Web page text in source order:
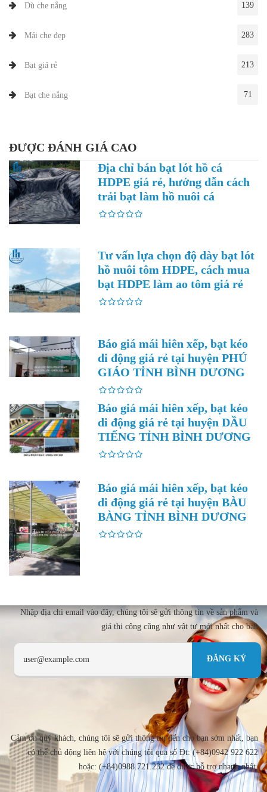
Dù che nắng 139
Mái che đẹp 283
Bạt giá rẻ 213
Bạt che nắng 71
ĐƯỢC ĐÁNH GIÁ CAO
Địa chỉ bán bạt lót hồ cá
HDPE giá rẻ, hướng dẫn cách
trải bạt làm hồ nuôi cá
Tư vấn lựa chọn độ dày bạt lót
hồ nuôi tôm HDPE, cách mua
bạt HDPE làm ao tôm giá rẻ
Báo giá mái hiên xếp, bạt kéo
di động giá rẻ tại huyện PHÚ
GIÁO TỈNH BÌNH DƯƠNG
Báo giá mái hiên xếp, bạt kéo
di động giá rẻ tại huyện DẦU
TIẾNG TỈNH BÌNH DƯƠNG
Báo giá mái hiên xếp, bạt kéo
di động giá rẻ tại huyện BÀU
BÀNG TỈNH BÌNH DƯƠNG
Nhập địa chi email vào đây, chúng tôi sẽ gửi thông tin về sản phẩm và
giá thi công cũng như vật tư mới nhất cho bạn
Cảm ơn quý khách, chúng tôi sẽ gửi thông tin đến cho bạn sớm nhất, bạn
có thể chủ động liên hệ với chúng tôi qua số Đt: (+84)0942 922 622
hoặc: (+84)0988.721.232 để được hỗ trợ nhanh nhất.